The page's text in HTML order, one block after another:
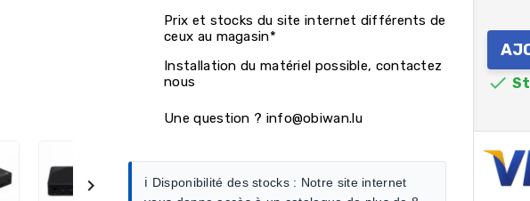

Prix et stocks du site internet différents de
ceux au magasin*
Installation du matériel possible, contactez
nous
Une question ? info@obiwan.lu
ℹ️ Disponibilité des stocks : Notre site internet
